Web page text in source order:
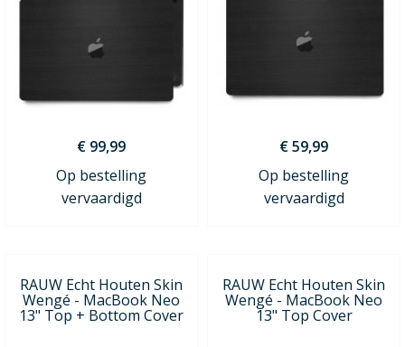
€ 99,99
Op bestelling
vervaardigd
€ 59,99
Op bestelling
vervaardigd
RAUW Echt Houten Skin
Wengé - MacBook Neo
13" Top + Bottom Cover
RAUW Echt Houten Skin
Wengé - MacBook Neo
13" Top Cover